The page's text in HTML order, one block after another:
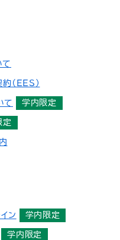
（EES）
て 学内限定
定
ン 学内限定
学内限定